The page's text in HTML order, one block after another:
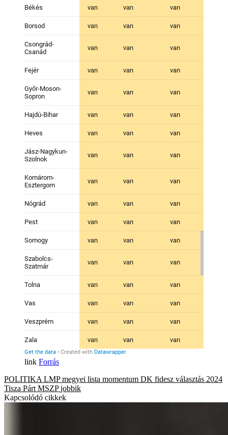
Forrás
POLITIKA LMP megyei lista momentum DK fidesz választás 2024
Tisza Párt MSZP jobbik
Kapcsolódó cikkek